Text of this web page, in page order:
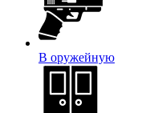
В оружейную